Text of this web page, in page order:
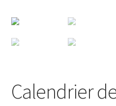
Calendrier